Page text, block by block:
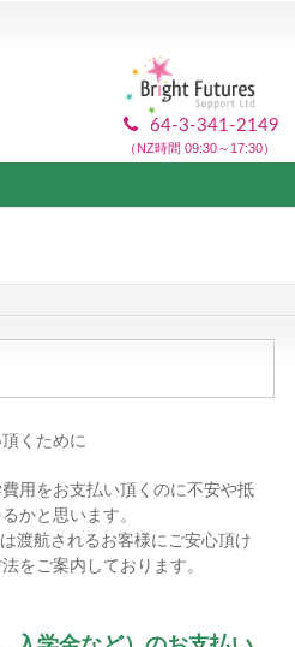
64-3-341-2149
（NZ時間 09:30～17:30）
くために
用をお支払い頂くのに不安や抵
かと思います。
渡航されるお客様にご安心頂け
をご案内しております。